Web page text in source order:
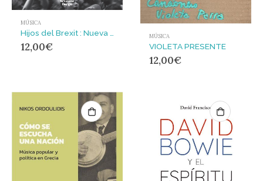
MÚSICA
Hijos del Brexit : Nueva escena musical en las islas británicas
12,00€
MÚSICA
VIOLETA PRESENTE
12,00€